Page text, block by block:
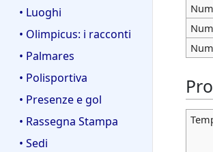
• Luoghi
• Olimpicus: i racconti
• Palmares
• Polisportiva
• Presenze e gol
• Rassegna Stampa
• Sedi